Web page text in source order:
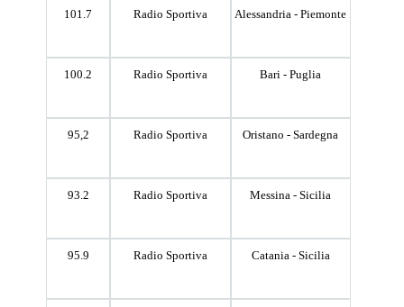
101.7 Radio Sportiva Alessandria - Piemonte
100.2 Radio Sportiva Bari - Puglia
95,2 Radio Sportiva Oristano - Sardegna
93.2 Radio Sportiva Messina - Sicilia
95.9 Radio Sportiva Catania - Sicilia